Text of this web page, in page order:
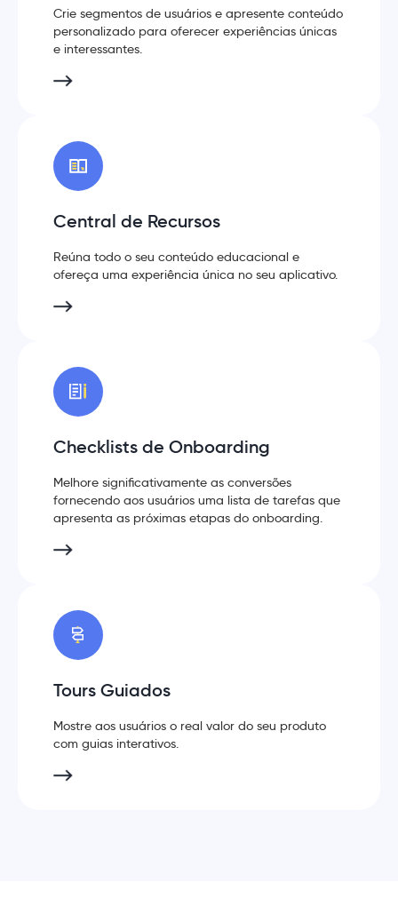
Crie segmentos de usuários e apresente conteúdo
personalizado para oferecer experiências únicas
e interessantes.
Central de Recursos
Reúna todo o seu conteúdo educacional e
ofereça uma experiência única no seu aplicativo.
Checklists de Onboarding
Melhore significativamente as conversões
fornecendo aos usuários uma lista de tarefas que
apresenta as próximas etapas do onboarding.
Tours Guiados
Mostre aos usuários o real valor do seu produto
com guias interativos.